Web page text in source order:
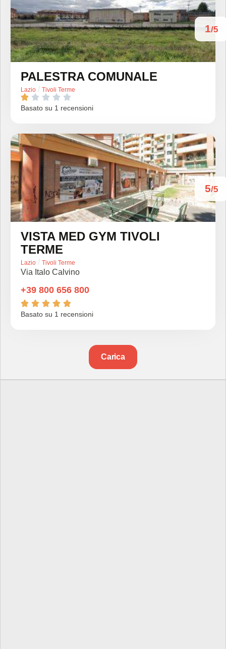
1/5
PALESTRA COMUNALE
Lazio / Tivoli Terme
    
Basato su 1 recensioni
5/5
VISTA MED GYM TIVOLI
TERME
Lazio / Tivoli Terme
Via Italo Calvino
+39 800 656 800
    
Basato su 1 recensioni
Carica